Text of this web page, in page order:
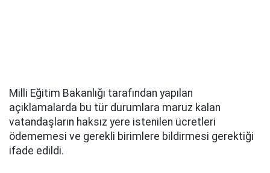
Milli Eğitim Bakanlığı tarafından yapılan
açıklamalarda bu tür durumlara maruz kalan
vatandaşların haksız yere istenilen ücretleri
ödememesi ve gerekli birimlere bildirmesi gerektiği
ifade edildi.